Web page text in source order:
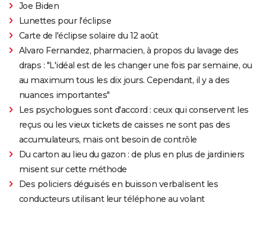
Joe Biden
Lunettes pour l'éclipse
Carte de l'éclipse solaire du 12 août
Alvaro Fernandez, pharmacien, à propos du lavage des
draps : "L'idéal est de les changer une fois par semaine, ou
au maximum tous les dix jours. Cependant, il y a des
nuances importantes"
Les psychologues sont d'accord : ceux qui conservent les
reçus ou les vieux tickets de caisses ne sont pas des
accumulateurs, mais ont besoin de contrôle
Du carton au lieu du gazon : de plus en plus de jardiniers
misent sur cette méthode
Des policiers déguisés en buisson verbalisent les
conducteurs utilisant leur téléphone au volant